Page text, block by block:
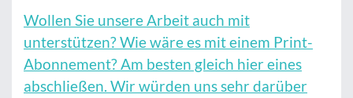
Wollen Sie unsere Arbeit auch mit
unterstützen? Wie wäre es mit einem Print-
Abonnement? Am besten gleich hier eines
abschließen. Wir würden uns sehr darüber